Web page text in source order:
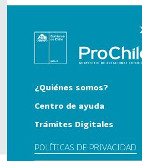
¿Quiénes somos?
Centro de ayuda
Trámites Digitales
POLÍTICAS DE PRIVACIDAD